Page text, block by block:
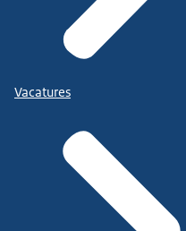
Vacatures